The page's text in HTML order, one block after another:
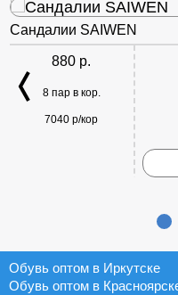
Сандалии SAIWEN
880 р.
8 пар в кор.
7040 р/кор
Обувь оптом в Иркутске
Обувь оптом в